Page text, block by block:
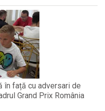
în față cu adversari de
Grand Prix România